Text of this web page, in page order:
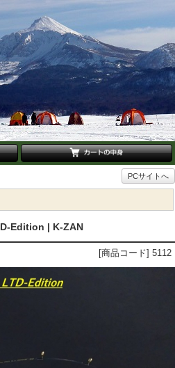
PCサイトへ
Edition | K-ZAN
[商品コード] 5112